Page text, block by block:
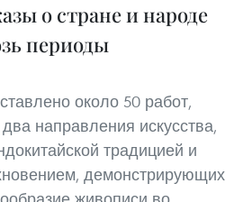
о стране и народе
периоды
около 50 работ,
направления искусства,
традицией и
демонстрирующих